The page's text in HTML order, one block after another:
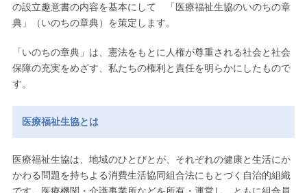
の設立趣意書の内容を基本にして 「医療福祉生協のいのちの章
典」（いのちの章典）を策定します。
「いのちの章典」は、憲法をもとに人権が尊重される社会と社会
保障の充実をめざす、私たちの権利と責任を明らかにしたもので
す。
医療福祉生協とは
医療福祉生協は、地域のひとびとが、それぞれの健康と生活にか
かわる問題を持ちよる消費生活協同組合法にもとづく自治的組織